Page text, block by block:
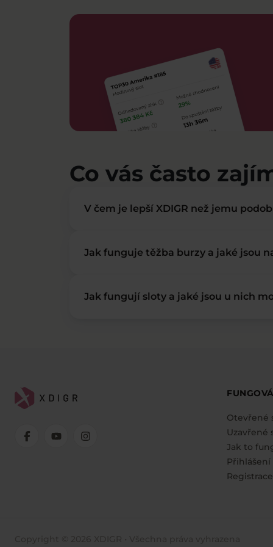
Co vás často
V čem je lepší XDIGR než jemu
Jak funguje těžba burzy a jaké jsou
Jak fungují sloty a jaké jsou u nich
Otevřené
Uzavřené
Jak to
Přihlášení
Registrace